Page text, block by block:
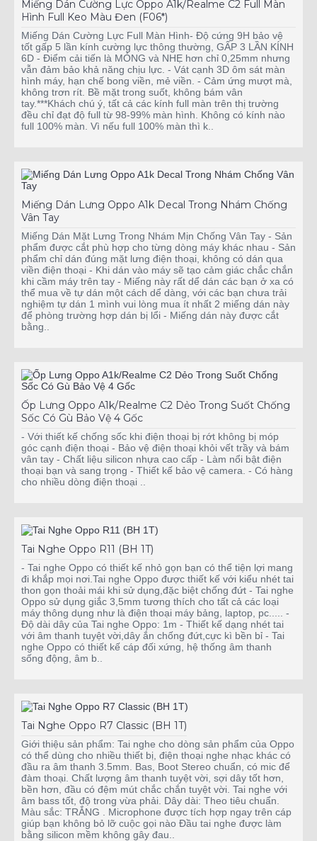
Miếng Dán Cường Lực Oppo A1k/Realme C2 Full Màn
Hình Full Keo Màu Đen (F06*)
Miếng Dán Cường Lực Full Màn Hình- Độ cứng 9H bảo vệ
tốt gấp 5 lần kính cường lực thông thường, GẤP 3 LẦN KÍNH
6D - Điểm cải tiến là MỎNG và NHẸ hơn chỉ 0,25mm nhưng
vẫn đảm bảo khả năng chịu lực. - Vát cạnh 3D ôm sát màn
hình máy, hạn chế bong viền, mẻ viền. - Cảm ứng mượt mà,
không trơn rít. Bề mặt trong suốt, không bám vân
tay.***Khách chú ý, tất cả các kính full màn trên thị trường
đều chỉ đạt độ full từ 98-99% màn hình. Không có kính nào
full 100% màn. Vì nếu full 100% màn thì k..
Miếng Dán Lưng Oppo A1k Decal Trong Nhám Chống
Vân Tay
Miếng Dán Mặt Lưng Trong Nhám Mịn Chống Vân Tay - Sản
phẩm được cắt phù hợp cho từng dòng máy khác nhau - Sản
phẩm chỉ dán đúng mặt lưng điện thoại, không có dán qua
viền điện thoại - Khi dán vào máy sẽ tạo cảm giác chắc chắn
khi cầm máy trên tay - Miếng này rất dể dán các bạn ở xa có
thể mua về tự dán một cách dể dàng, với các bạn chưa trải
nghiệm tự dán 1 mình vui lòng mua ít nhất 2 miếng dán này
để phòng trường hợp dán bị lổi - Miếng dán này được cắt
bằng..
Ốp Lưng Oppo A1k/Realme C2 Dẻo Trong Suốt Chống
Sốc Có Gù Bảo Vệ 4 Gốc
- Với thiết kế chống sốc khi điện thoại bị rớt không bị móp
góc cạnh điện thoại - Bảo vệ điện thoại khỏi vết trầy và bám
vân tay - Chất liệu silicon nhựa cao cấp - Làm nổi bật điện
thoại bạn và sang trọng - Thiết kế bảo vệ camera. - Có hàng
cho nhiều dòng điện thoại ..
Tai Nghe Oppo R11 (BH 1T)
- Tai nghe Oppo có thiết kế nhỏ gọn bạn có thể tiện lợi mang
đi khắp mọi nơi.Tai nghe Oppo được thiết kế với kiểu nhét tai
thon gọn thoải mái khi sử dụng,đặc biệt chống đứt - Tai nghe
Oppo sử dụng giắc 3,5mm tương thích cho tất cả các loại
máy thông dụng như là điện thoại máy bảng, laptop, pc..... -
Độ dài dây của Tai nghe Oppo: 1m - Thiết kế dạng nhét tai
với âm thanh tuyệt vời,dây ắn chống đứt,cực kì bền bỉ - Tai
nghe Oppo có thiết kế cáp đối xứng, hệ thống âm thanh
sống động, âm b..
Tai Nghe Oppo R7 Classic (BH 1T)
Giới thiệu sản phẩm: Tai nghe cho dòng sản phẩm của Oppo
có thể dùng cho nhiều thiết bị, điện thoại nghe nhạc khác có
đầu ra âm thanh 3.5mm. Bas, Boot Stereo chuẩn, có mic để
đàm thoại. Chất lượng âm thanh tuyệt vời, sợi dây tốt hơn,
bền hơn, đầu có đệm mút chắc chắn tuyệt vời. Tai nghe với
âm bass tốt, độ trong vừa phải. Dây dài: Theo tiêu chuẩn.
Màu sắc: TRẮNG . Microphone được tích hợp ngay trên cáp
giúp bạn không bỏ lỡ cuộc gọi nào Đầu tai nghe được làm
bằng silicon mềm không gây đau..